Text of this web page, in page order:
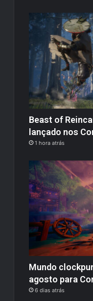
Beast of
lançado nos
1 hora atrás
Mundo
agosto para
6 dias atrás